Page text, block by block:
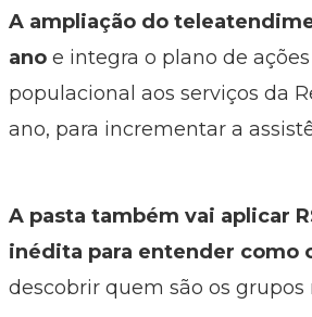
A ampliação do
ano e integra o plano de
populacional aos serviços da
ano, para incrementar a
A pasta também vai aplicar
inédita para entender como
descobrir quem são os